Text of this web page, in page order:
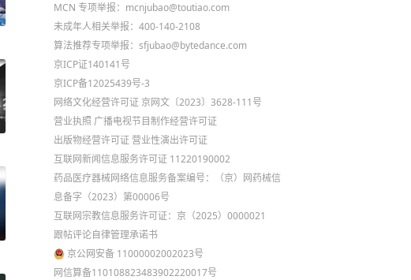
MCN 专项举报：mcnjubao@toutiao.com
未成年人相关举报：400-140-2108
算法推荐专项举报：sfjubao@bytedance.com
京ICP证140141号
京ICP备12025439号-3
网络文化经营许可证 京网文〔2023〕3628-111号
营业执照 广播电视节目制作经营许可证
出版物经营许可证 营业性演出许可证
互联网新闻信息服务许可证 11220190002
药品医疗器械网络信息服务备案编号：（京）网药械信
息备字（2023）第00006号
互联网宗教信息服务许可证：京（2025）0000021
跟帖评论自律管理承诺书
京公网安备 11000002002023号
网信算备110108823483902220017号